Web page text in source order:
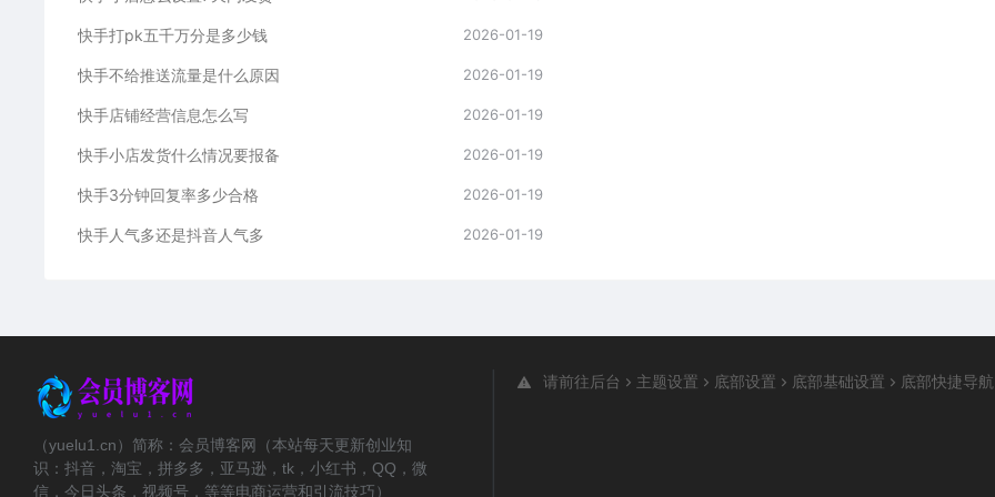
快手打pk五千万分是多少钱 2026-01-19
快手不给推送流量是什么原因 2026-01-19
快手店铺经营信息怎么写 2026-01-19
快手小店发货什么情况要报备 2026-01-19
快手3分钟回复率多少合格 2026-01-19
快手人气多还是抖音人气多 2026-01-19
（yuelu1.cn）简称：会员博客网（本站每天更新创业知
识：抖音，淘宝，拼多多，亚马逊，tk，小红书，QQ，微
信，今日头条，视频号，等等电商运营和引流技巧）
请前往后台 主题设置 底部设置 底部基础设置 底部快捷导